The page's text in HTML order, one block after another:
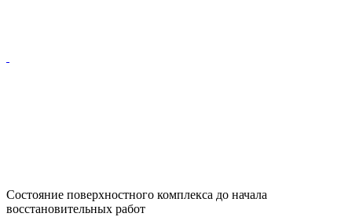
Состояние поверхностного комплекса до начала
восстановительных работ